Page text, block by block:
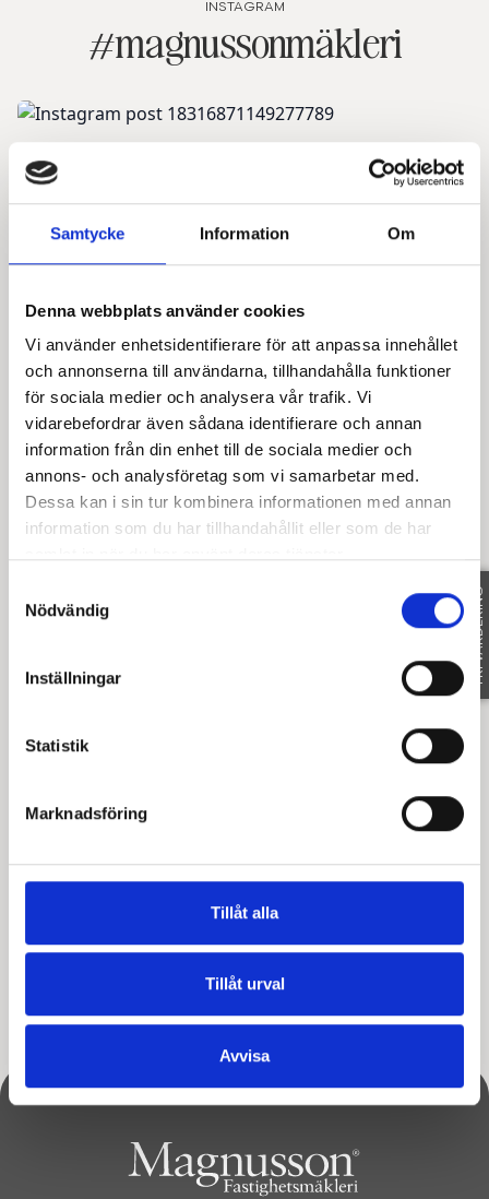
Samtycke Information Om
Denna webbplats använder cookies
Vi använder enhetsidentifierare för att anpassa innehållet
och annonserna till användarna, tillhandahålla funktioner
för sociala medier och analysera vår trafik. Vi
vidarebefordrar även sådana identifierare och annan
information från din enhet till de sociala medier och
annons- och analysföretag som vi samarbetar med.
Dessa kan i sin tur kombinera informationen med annan
information som du har tillhandahållit eller som de har
Nödvändig
Inställningar
Statistik
Marknadsföring
Tillåt alla
Tillåt urval
Avvisa
FRI VÄRDERING
INSTAGRAM
#magnussonmäkleri